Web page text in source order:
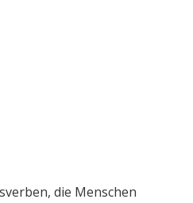
die Menschen